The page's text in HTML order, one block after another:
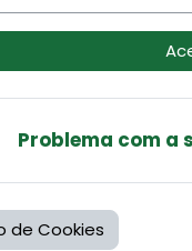
Problema com a
de Cookies